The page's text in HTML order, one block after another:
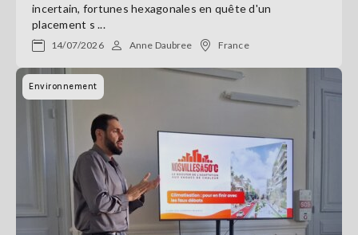
incertain, fortunes hexagonales en quête d'un
placement s ...
14/07/2026 Anne Daubree France
Environnement